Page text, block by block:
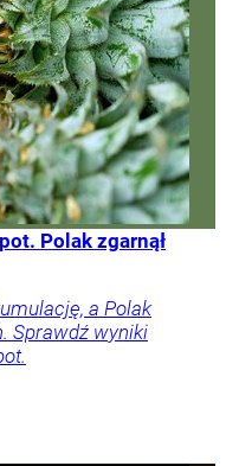
Polak zgarnął
a Polak
Sprawdź wyniki